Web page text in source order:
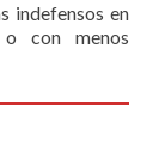
indefensos en
con menos